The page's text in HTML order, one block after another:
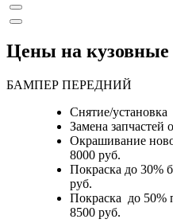
Цены на кузовные
БАМПЕР ПЕРЕДНИЙ
Снятие/установка
Замена запчастей
Окрашивание
8000 руб.
Покраска до 30%
руб.
Покраска до 50%
8500 руб.